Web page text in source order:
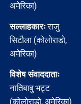
अमेरिका)
सल्लाहकारःराजु
सिटौला (कोलोराडो,
अमेरिका)
विशेष संवाददाताः
नातिबाबु भट्ट
(कोलोराडो, अमेरिका)